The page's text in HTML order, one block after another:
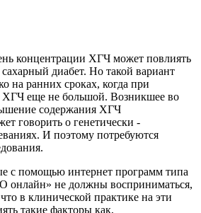
концентрации ХГЧ может повлиять
сахарный диабет. Но такой вариант
на ранних сроках, когда при
ХГЧ еще не большой. Возникшее во
содержания ХГЧ
говорить о генетически -
И поэтому потребуются
с помощью интернет программ типа
онлайн» не должны восприниматься,
в клинической практике на эти
такие факторы как,